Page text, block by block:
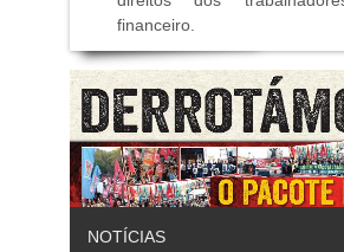
financeiro.
NOTÍCIAS